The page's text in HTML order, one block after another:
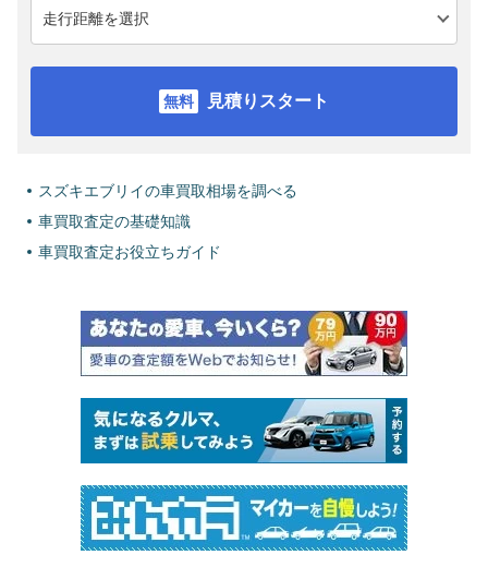
見積りスタート
スズキエブリイの車買取相場を調べる
車買取査定の基礎知識
車買取査定お役立ちガイド